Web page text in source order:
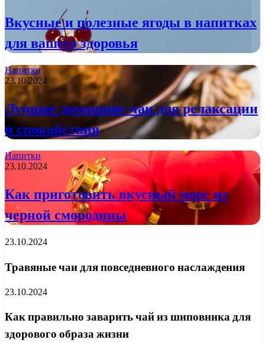
Вкусные и полезные ягоды в напитках
для вашего здоровья
Напитки
23.10.2024
Лучшие домашние чаи для релаксации
и спокойствия
Напитки
23.10.2024
Как приготовить вкусный морс из
черной смородины
23.10.2024
Травяные чаи для повседневного наслаждения
23.10.2024
Как правильно заварить чай из шиповника для
здорового образа жизни